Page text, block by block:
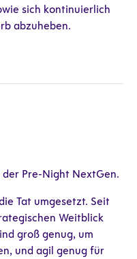
sich kontinuierlich
abzuheben.
Pre-Night NextGen.
Tat umgesetzt. Seit
Weitblick
groß genug, um
und agil genug für